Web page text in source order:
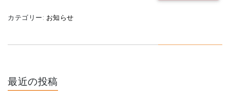
カテゴリー: お知らせ
最近の投稿